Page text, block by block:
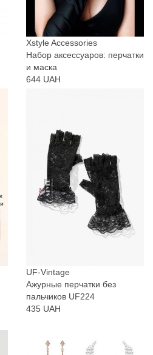
Xstyle Accessories
Набор аксессуаров: перчатки
и маска
644 UAH
UF-Vintage
Ажурные перчатки без
пальчиков UF224
435 UAH